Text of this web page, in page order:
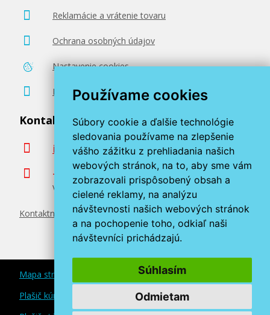
Používame cookies
Súbory cookie a ďalšie technológie
sledovania používame na zlepšenie
vášho zážitku z prehliadania našich
webových stránok, na to, aby sme vám
zobrazovali prispôsobený obsah a
cielené reklamy, na analýzu
návštevnosti našich webových stránok
a na pochopenie toho, odkiaľ naši
návštevníci prichádzajú.
Súhlasím
Odmietam
227,90 €
Pridať do košíka
Originálna náplň EPSON T596C (Biela)
Originálna náplň
400,90 €
Pridať do košíka
Reklamácie a vrátenie tovaru
Ochrana osobných údajov
Nastavenie cookies
Poradenstvo zadarmo
Kontaktujte nás
info@miroluk.sk
+420 377 222 313
Volajte v pracovné dni od 8. do 17. hod.
Kontaktné údaje
Mapa stránok
Plašič kún a myší